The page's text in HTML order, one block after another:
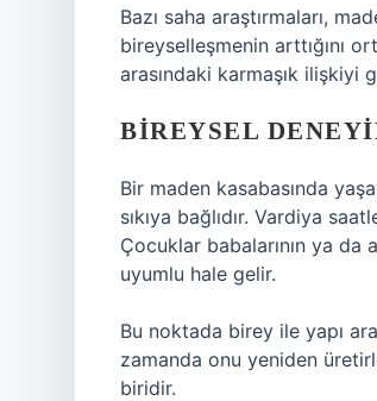
Bazı saha araştırmaları,
bireyselleşmenin arttığını
arasındaki karmaşık ilişkiyi
BIREYSEL
Bir maden kasabasında
sıkıya bağlıdır. Vardiya
Çocuklar babalarının ya da
uyumlu hale gelir.
Bu noktada birey ile yapı
zamanda onu yeniden
biridir.